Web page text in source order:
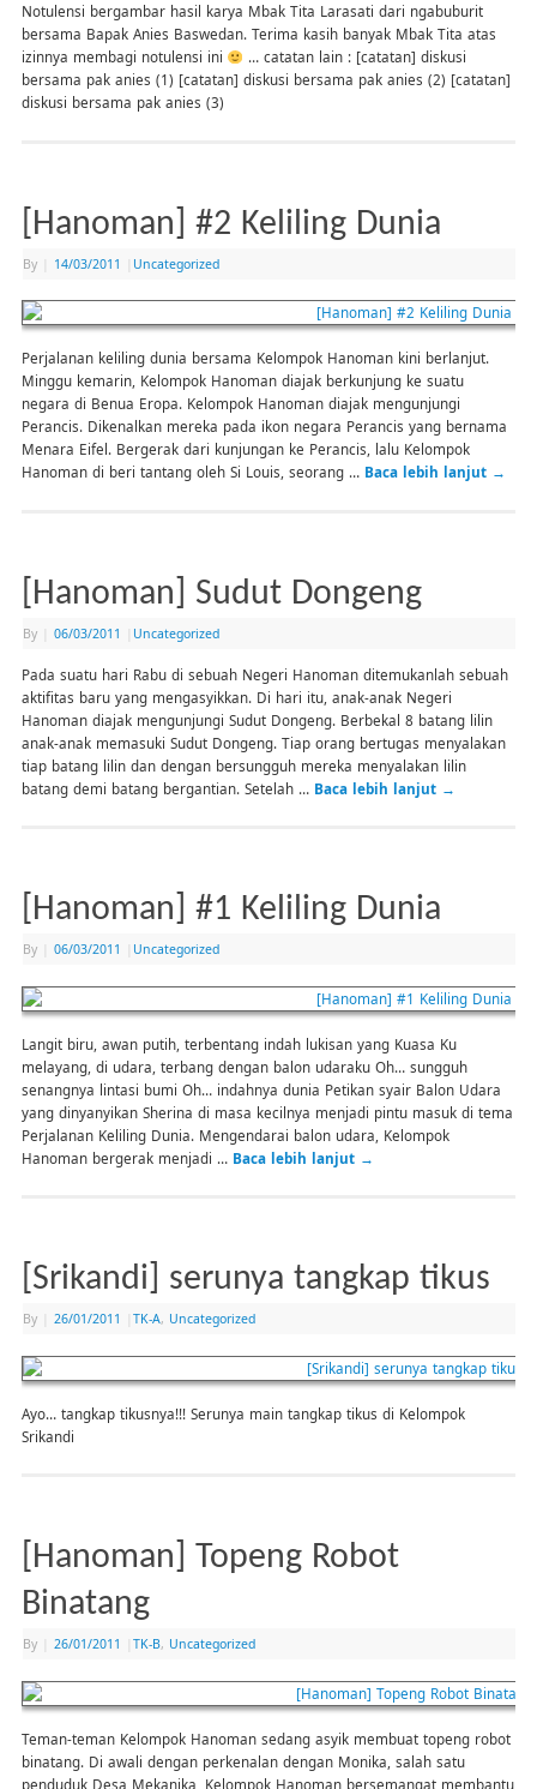
Notulensi bergambar hasil karya Mbak Tita Larasati dari ngabuburit
bersama Bapak Anies Baswedan. Terima kasih banyak Mbak Tita atas
izinnya membagi notulensi ini
… catatan lain : [catatan] diskusi
bersama pak anies (1) [catatan] diskusi bersama pak anies (2) [catatan]
diskusi bersama pak anies (3)
[Hanoman] #2 Keliling Dunia
By 14/03/2011 Uncategorized
Perjalanan keliling dunia bersama Kelompok Hanoman kini berlanjut.
Minggu kemarin, Kelompok Hanoman diajak berkunjung ke suatu
negara di Benua Eropa. Kelompok Hanoman diajak mengunjungi
Perancis. Dikenalkan mereka pada ikon negara Perancis yang bernama
Menara Eifel. Bergerak dari kunjungan ke Perancis, lalu Kelompok
Hanoman di beri tantang oleh Si Louis, seorang … Baca lebih lanjut →
[Hanoman] Sudut Dongeng
By 06/03/2011 Uncategorized
Pada suatu hari Rabu di sebuah Negeri Hanoman ditemukanlah sebuah
aktifitas baru yang mengasyikkan. Di hari itu, anak-anak Negeri
Hanoman diajak mengunjungi Sudut Dongeng. Berbekal 8 batang lilin
anak-anak memasuki Sudut Dongeng. Tiap orang bertugas menyalakan
tiap batang lilin dan dengan bersungguh mereka menyalakan lilin
batang demi batang bergantian. Setelah … Baca lebih lanjut →
[Hanoman] #1 Keliling Dunia
By 06/03/2011 Uncategorized
Langit biru, awan putih, terbentang indah lukisan yang Kuasa Ku
melayang, di udara, terbang dengan balon udaraku Oh… sungguh
senangnya lintasi bumi Oh… indahnya dunia Petikan syair Balon Udara
yang dinyanyikan Sherina di masa kecilnya menjadi pintu masuk di tema
Perjalanan Keliling Dunia. Mengendarai balon udara, Kelompok
Hanoman bergerak menjadi … Baca lebih lanjut →
[Srikandi] serunya tangkap tikus
By 26/01/2011 TK-A, Uncategorized
Ayo… tangkap tikusnya!!! Serunya main tangkap tikus di Kelompok
Srikandi
[Hanoman] Topeng Robot
Binatang
By 26/01/2011 TK-B, Uncategorized
Teman-teman Kelompok Hanoman sedang asyik membuat topeng robot
binatang. Di awali dengan perkenalan dengan Monika, salah satu
penduduk Desa Mekanika, Kelompok Hanoman bersemangat membantu